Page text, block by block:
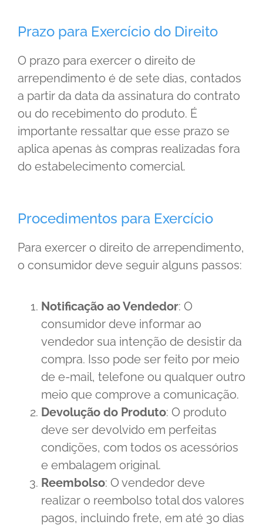
Prazo para Exercício do Direito
O prazo para exercer o direito de
arrependimento é de sete dias, contados
a partir da data da assinatura do contrato
ou do recebimento do produto. É
importante ressaltar que esse prazo se
aplica apenas às compras realizadas fora
do estabelecimento comercial.
Procedimentos para Exercício
Para exercer o direito de arrependimento,
o consumidor deve seguir alguns passos:
Notificação ao Vendedor: O
consumidor deve informar ao
vendedor sua intenção de desistir da
compra. Isso pode ser feito por meio
de e-mail, telefone ou qualquer outro
meio que comprove a comunicação.
Devolução do Produto: O produto
deve ser devolvido em perfeitas
condições, com todos os acessórios
e embalagem original.
Reembolso: O vendedor deve
realizar o reembolso total dos valores
pagos, incluindo frete, em até 30 dias